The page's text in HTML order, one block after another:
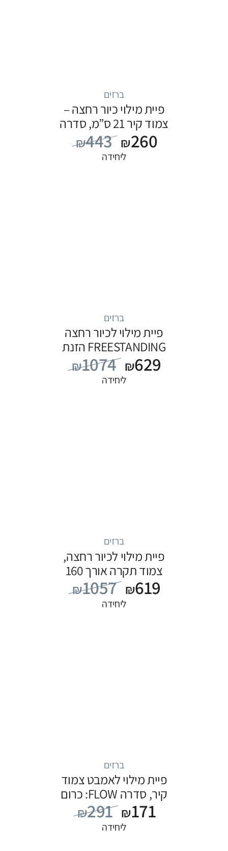
ברזים
פיית מילוי כיור רחצה –
צמוד קיר 21 ס”מ, סדרה
FLOW: כרום
₪443 ₪260
ליחידה
ברזים
פיית מילוי לכיור רחצה
FREESTANDING הזנת
מים מהרצפה, סדרה
FLOW: שחור
₪1074 ₪629
ליחידה
ברזים
פיית מילוי לכיור רחצה,
צמוד תקרה אורך 160
ס”מ, סדרה FLOW: שחור
₪1057 ₪619
ליחידה
ברזים
פיית מילוי לאמבט צמוד
קיר, סדרה FLOW: כרום
₪291 ₪171
ליחידה